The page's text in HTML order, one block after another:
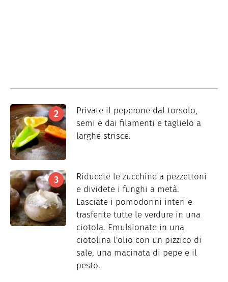
Private il peperone dal torsolo,
semi e dai filamenti e taglielo a
larghe strisce.
Riducete le zucchine a pezzettoni
e dividete i funghi a metà.
Lasciate i pomodorini interi e
trasferite tutte le verdure in una
ciotola. Emulsionate in una
ciotolina l'olio con un pizzico di
sale, una macinata di pepe e il
pesto.